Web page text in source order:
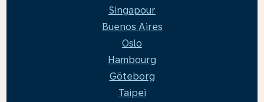
Singapour
Buenos Aires
Oslo
Hambourg
Göteborg
Taipei